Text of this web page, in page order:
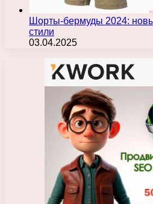
Шорты-бермуды 2024:
стили
03.04.2025